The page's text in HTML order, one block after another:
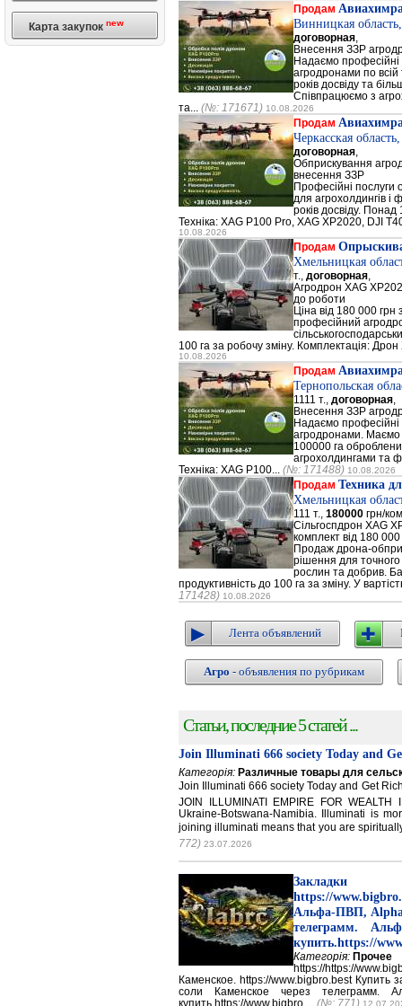
Карта закупок new
Продам
Винницкая
договорная
Внесення ЗЗР
Надаємо професійні
агродронами по всій
років досвіду та
Співпрацюємо з
та... (№: 171671) 10.08.2026
Продам
Черкасская
договорная
Обприскування
внесення ЗЗР
Професійні послуги
для агрохолдингів і
років досвіду.
Техніка: XAG P100 Pro, XAG XP2020, DJI
10.08.2026
Продам
Хмельницкая
т., договорная
Агродрон XAG
до роботи
Ціна від 180 000
професійний
100 га за робочу зміну. Комплектація:
10.08.2026
Продам
Тернопольская
1111 т., договорная
Внесення ЗЗР
Надаємо професійні
агродронами. Маємо
100000 га
агрохолдингами та
Техніка: XAG P100... (№: 171488) 10.08.2026
Продам Техника
Хмельницкая
111 т., 180000 грн/
Сільгоспдрон XAG
комплект від 180 000
Продаж дрона-
рішення для точного
рослин та добрив.
продуктивність до 100 га за зміну. У
171428) 10.08.2026
Лента объявлений
Агро - объявления по рубрикам
Статьи, последние 5 статей ...
Join Illuminati 666 society Today and
Категорія: Различные товары для
Join Illuminati 666 society Today and Get
JOIN ILLUMINATI EMPIRE FOR WEALTH
Ukraine-Botswana-Namibia. Illuminati is
joining illuminati means that you are
772) 23.07.2026
Закладки
https://
Альфа-ПВП, Alpha
телеграмм.
купить.https://
Категорія: Прочее
https://https://
Каменское. https://www.bigbro.best Купить
соли Каменское через телеграмм.
купить.https://www.bigbro.... (№: 771)